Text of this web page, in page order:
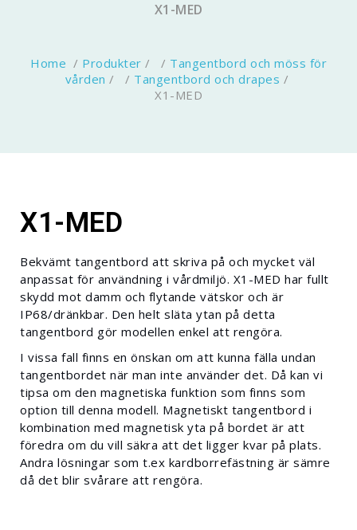
X1-MED
Home / Produkter / / Tangentbord och möss för
vården / / Tangentbord och drapes /
X1-MED
X1-MED
Bekvämt tangentbord att skriva på och mycket väl
anpassat för användning i vårdmiljö. X1-MED har fullt
skydd mot damm och flytande vätskor och är
IP68/dränkbar. Den helt släta ytan på detta
tangentbord gör modellen enkel att rengöra.
I vissa fall finns en önskan om att kunna fälla undan
tangentbordet när man inte använder det. Då kan vi
tipsa om den magnetiska funktion som finns som
option till denna modell. Magnetiskt tangentbord i
kombination med magnetisk yta på bordet är att
föredra om du vill säkra att det ligger kvar på plats.
Andra lösningar som t.ex kardborrefästning är sämre
då det blir svårare att rengöra.